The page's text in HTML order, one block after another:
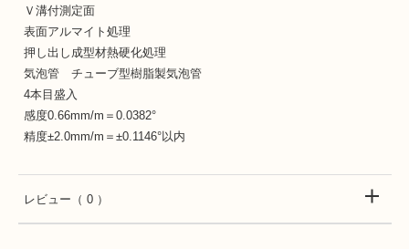
Ｖ溝付測定面
表面アルマイト処理
押し出し成型材熱硬化処理
気泡管 チューブ型樹脂製気泡管
4本目盛入
感度0.66mm/m＝0.0382°
精度±2.0mm/m＝±0.1146°以内
レビュー （ 0 ）